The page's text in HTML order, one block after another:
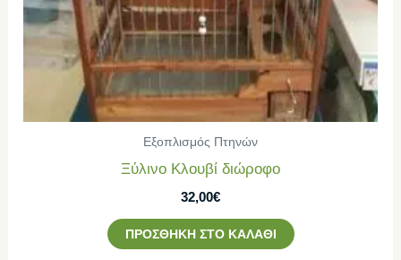
Εξοπλισμός Πτηνών
Ξύλινο Κλουβί διώροφο
32,00€
ΠΡΟΣΘΉΚΗ ΣΤΟ ΚΑΛΆΘΙ